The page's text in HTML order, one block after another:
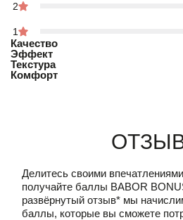
2
1
Качество
Эффект
Текстура
Комфорт
Делитесь своими
получайте баллы BABOR
развёрнутый отзыв* мы
баллы, которые вы сможете